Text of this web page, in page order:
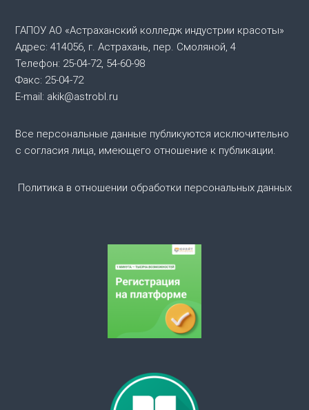
и
я
п
о
а
ГАПОУ АО «Астраханский колледж индустрии красоты»
Адрес: 414056, г. Астрахань, пер. Смоляной, 4
Телефон: 25-04-72, 54-60-98
Факс: 25-04-72
E-mail: akik@astrobl.ru
Все персональные данные публикуются исключительно
с согласия лица, имеющего отношение к публикации.
Политика в отношении обработки персональных данных